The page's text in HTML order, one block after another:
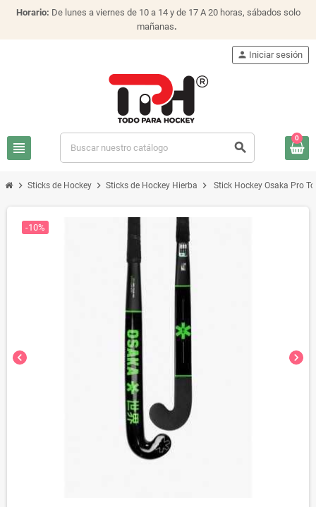
Horario: De lunes a viernes de 10 a 14 y de 17 A 20 horas, sábados solo
mañanas.
view_headline search
person Iniciar sesión
0
chevron_right Sticks de Hockey chevron_right Sticks de Hockey Hierba chevron_right Stick Hockey Osaka Pro
chevron_left chevron_right
-10%